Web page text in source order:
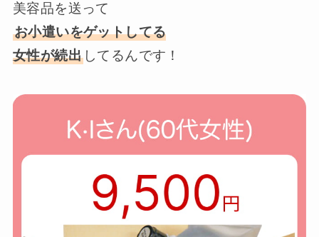
美容品を送って
お小遣いをゲットしてる
女性が続出してるんです！